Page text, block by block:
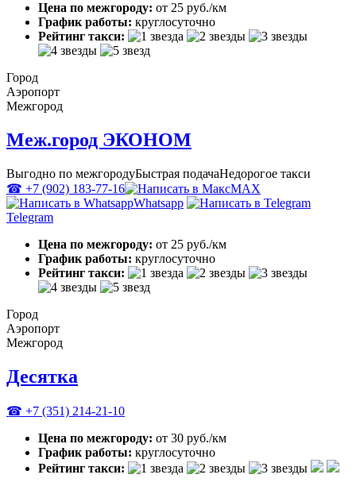
Цена по межгороду: от 25 руб./км
График работы: круглосуточно
Рейтинг такси:
Город
Аэропорт
Межгород
Меж.город ЭКОНОМ
Выгодно по межгородуБыстрая подачаНедорогое такси
☎ +7 (902) 183-77-16
MAX
Whatsapp
Telegram
Цена по межгороду: от 25 руб./км
График работы: круглосуточно
Рейтинг такси:
Город
Аэропорт
Межгород
Десятка
☎ +7 (351) 214-21-10
Цена по межгороду: от 30 руб./км
График работы: круглосуточно
Рейтинг такси: